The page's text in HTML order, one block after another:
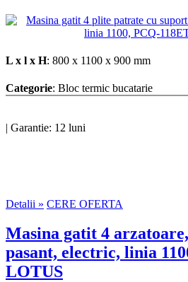
L x l x H: 800 x 1100 x 900 mm
Categorie: Bloc termic bucatarie
| Garantie: 12 luni
Detalii » CERE OFERTA
Masina gatit 4
pasant, electric, linia
LOTUS